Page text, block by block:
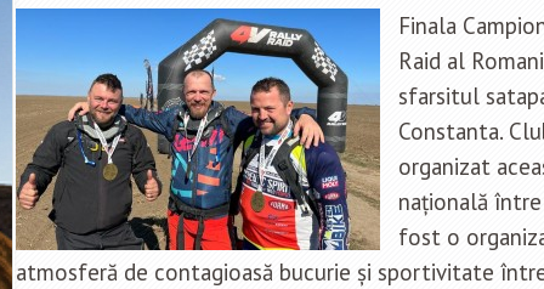
Finala
Raid al
sfarsitul
Constanta.
organizat
națională
fost o
atmosferă de contagioasă bucurie și sportivitate